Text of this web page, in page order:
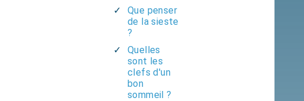
Que penser
de la sieste
?
Quelles
sont les
clefs d'un
bon
sommeil ?